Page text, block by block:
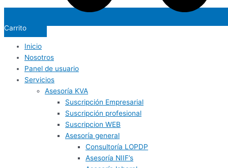
Carrito
Inicio
Nosotros
Panel de usuario
Servicios
Asesoría KVA
Suscripción Empresarial
Suscripción profesional
Suscripcion WEB
Asesoría general
Consultoría LOPDP
Asesoría NIIF’s